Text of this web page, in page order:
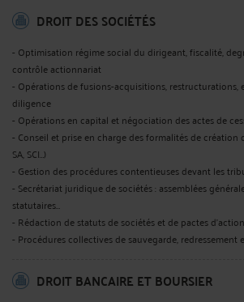
DROIT DES SOCIÉTÉS
- Optimisation régime social du dirigeant, fiscalité,
contrôle actionnariat
- Opérations de fusions-acquisitions, restructurations,
diligence
- Opérations en capital et négociation des actes de
- Conseil et prise en charge des formalités de création
SA, SCI…)
- Gestion des procédures contentieuses devant les
- Secrétariat juridique de sociétés : assemblées
statutaires…
- Rédaction de statuts de sociétés et de pactes
- Procédures collectives de sauvegarde,
DROIT BANCAIRE ET BOURSIER